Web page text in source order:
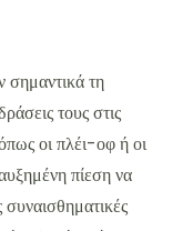
σημαντικά τη
τους στις
οι πλέι-οφ ή οι
πίεση να